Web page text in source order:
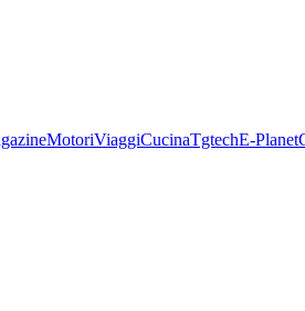
MotoriViaggiCucinaTgtechE-Planet